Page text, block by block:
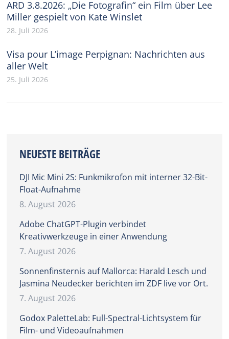
ARD 3.8.2026: „Die Fotografin“ ein Film über Lee
Miller gespielt von Kate Winslet
28. Juli 2026
Visa pour L’image Perpignan: Nachrichten aus
aller Welt
25. Juli 2026
NEUESTE BEITRÄGE
DJI Mic Mini 2S: Funkmikrofon mit interner 32-Bit-
Float-Aufnahme
8. August 2026
Adobe ChatGPT-Plugin verbindet
Kreativwerkzeuge in einer Anwendung
7. August 2026
Sonnenfinsternis auf Mallorca: Harald Lesch und
Jasmina Neudecker berichten im ZDF live vor Ort.
7. August 2026
Godox PaletteLab: Full-Spectral-Lichtsystem für
Film- und Videoaufnahmen